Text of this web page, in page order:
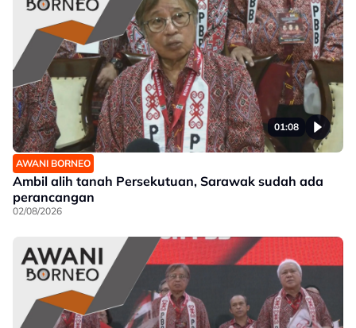
01:08
AWANI BORNEO
Ambil alih tanah Persekutuan, Sarawak sudah ada
perancangan
02/08/2026